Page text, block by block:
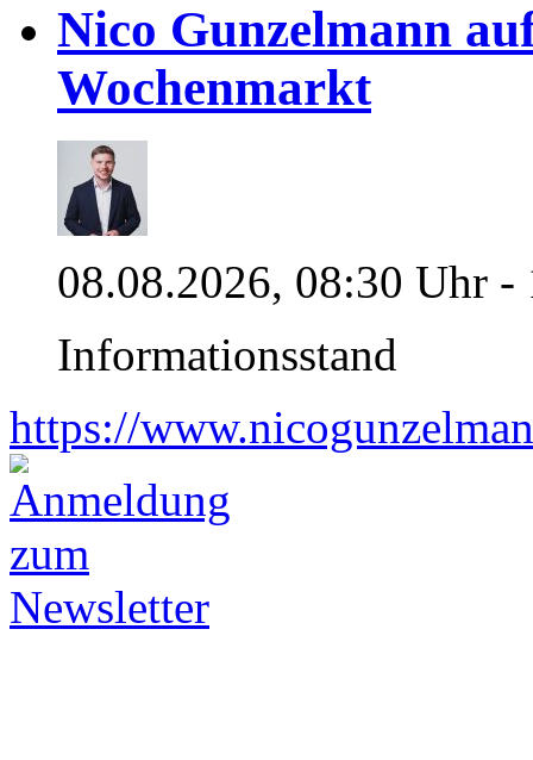
Nico Gunzelmann
Wochenmarkt
08.08.2026, 08:30 Uhr -
Informationsstand
https://